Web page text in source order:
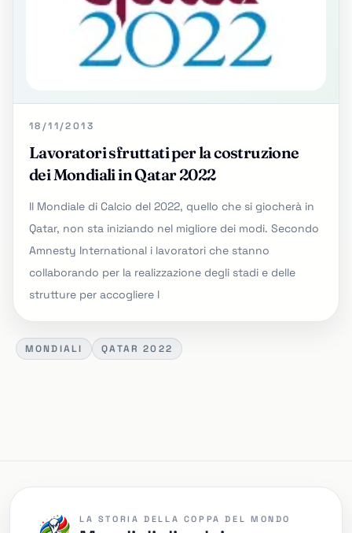
18/11/2013
Lavoratori sfruttati per la costruzione
dei Mondiali in Qatar 2022
Il Mondiale di Calcio del 2022, quello che si giocherà in
Qatar, non sta iniziando nel migliore dei modi. Secondo
Amnesty International i lavoratori che stanno
collaborando per la realizzazione degli stadi e delle
strutture per accogliere l
MONDIALI QATAR 2022
LA STORIA DELLA COPPA DEL MONDO